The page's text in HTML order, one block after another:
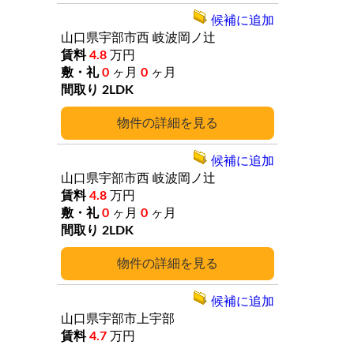
詳細
山口県宇部市西 岐波岡ノ辻
4.8 万円
0 ヶ月 0 ヶ月
2LDK
候補に追加
詳細
山口県宇部市西 岐波岡ノ辻
4.8 万円
0 ヶ月 0 ヶ月
2LDK
候補に追加
山口県宇部市上宇部
4.7 万円
候補に追加